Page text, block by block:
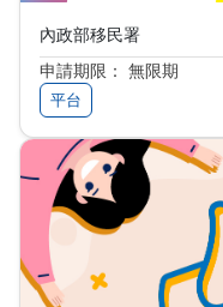
內政部移民署
申請期限： 無限期
平台